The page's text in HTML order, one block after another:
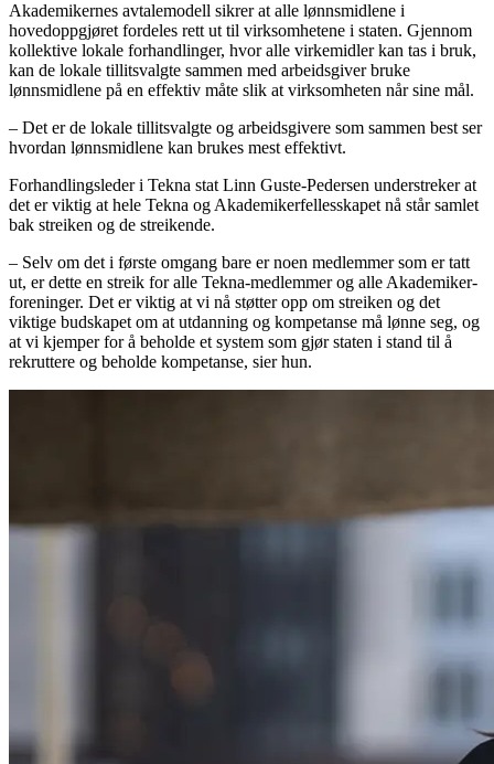
Akademikernes avtalemodell sikrer at alle lønnsmidlene i
hovedoppgjøret fordeles rett ut til virksomhetene i staten. Gjennom
kollektive lokale forhandlinger, hvor alle virkemidler kan tas i bruk,
kan de lokale tillitsvalgte sammen med arbeidsgiver bruke
lønnsmidlene på en effektiv måte slik at virksomheten når sine mål.
– Det er de lokale tillitsvalgte og arbeidsgivere som sammen best ser
hvordan lønnsmidlene kan brukes mest effektivt.
Forhandlingsleder i Tekna stat Linn Guste-Pedersen understreker at
det er viktig at hele Tekna og Akademikerfellesskapet nå står samlet
bak streiken og de streikende.
– Selv om det i første omgang bare er noen medlemmer som er tatt
ut, er dette en streik for alle Tekna-medlemmer og alle Akademiker-
foreninger. Det er viktig at vi nå støtter opp om streiken og det
viktige budskapet om at utdanning og kompetanse må lønne seg, og
at vi kjemper for å beholde et system som gjør staten i stand til å
rekruttere og beholde kompetanse, sier hun.